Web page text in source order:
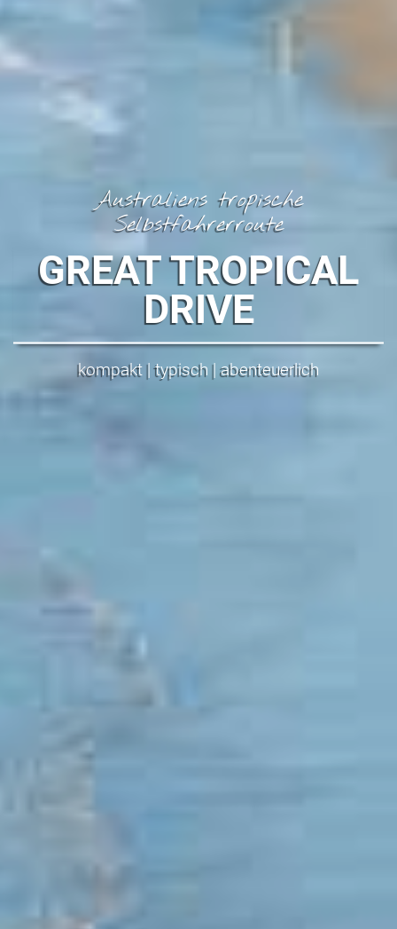
Australiens tropische
Selbstfahrerroute
GREAT TROPICAL
DRIVE
kompakt | typisch | abenteuerlich